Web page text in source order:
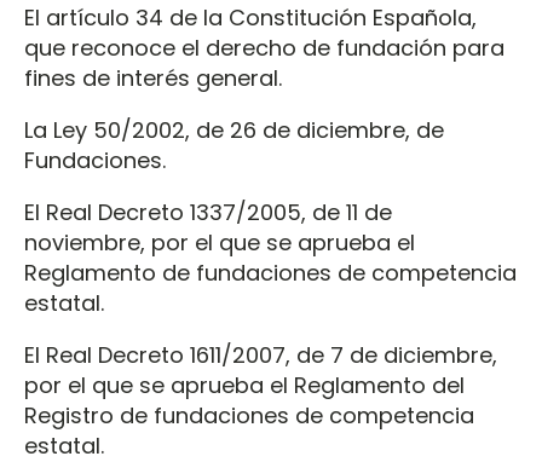
El artículo 34 de la Constitución Española,
que reconoce el derecho de fundación para
fines de interés general.
La Ley 50/2002, de 26 de diciembre, de
Fundaciones.
El Real Decreto 1337/2005, de 11 de
noviembre, por el que se aprueba el
Reglamento de fundaciones de competencia
estatal.
El Real Decreto 1611/2007, de 7 de diciembre,
por el que se aprueba el Reglamento del
Registro de fundaciones de competencia
estatal.